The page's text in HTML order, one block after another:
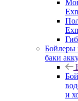
Бойлеры
баки
и